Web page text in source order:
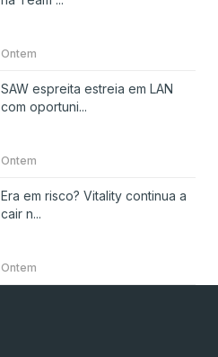
Ontem
SAW espreita estreia em LAN
com oportuni...
Ontem
Era em risco? Vitality continua a
cair n...
Ontem